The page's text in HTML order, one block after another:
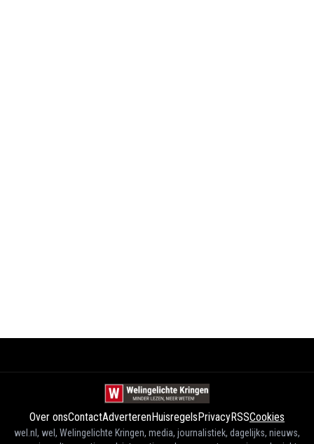
Over onsContactAdverterenHuisregelsPrivacyRSSCookies
wel.nl, wel, Welingelichte Kringen, media, journalistiek, dagelijks, nieuws,